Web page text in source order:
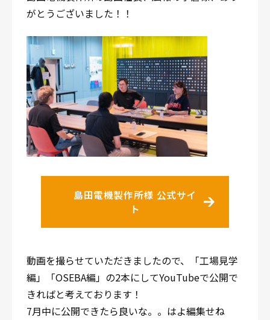
がとうございました！！
島田電機製作所様 公式サイ
ト
動画を撮らせていただきましたので、「工場見学
編」「OSEBA編」の2本にしてYouTubeで公開で
きればと考えております！
7月中に公開できたら良いな。。はよ編集せね